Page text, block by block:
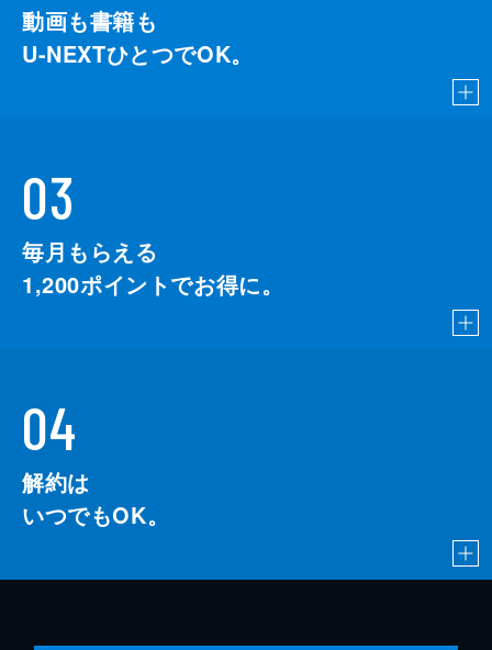
動画も書籍も
U-NEXTひとつでOK。
03
毎月もらえる
1,200ポイントでお得に。
04
解約は
いつでもOK。